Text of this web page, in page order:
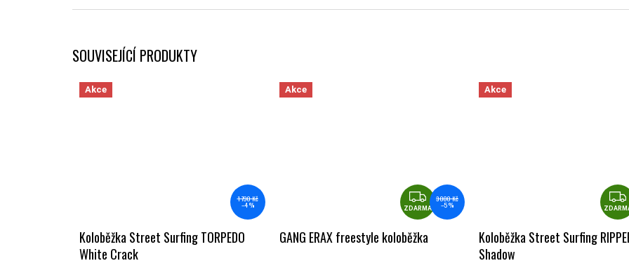
SOUVISEJÍCÍ PRODUKTY
Akce
1 790 Kč
–4 %
Koloběžka Street Surfing TORPEDO
White Crack
Akce
ZDARMA
ZDARMA
3 000 Kč
–5 %
GANG ERAX freestyle koloběžka
Akce
Koloběžka Street Surfing
Shadow